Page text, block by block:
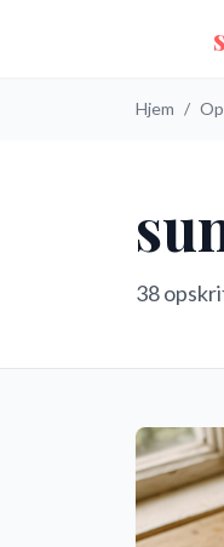
Hjem /
38